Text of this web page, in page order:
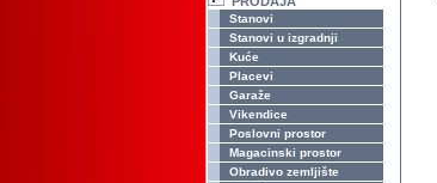
Stanovi
Stanovi u izgradnji
Kuće
Placevi
Garaže
Vikendice
Poslovni prostor
Magacinski prostor
Obradivo zemljište